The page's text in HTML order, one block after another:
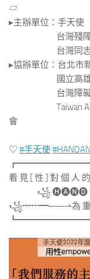
▱
▸主辦單位：手天使
台灣殘障希
台灣同志諮
▸​​​​協辦單位：台北市
國立高雄師範
台灣障礙者
Taiwan Access
會
♡ #手天使
看 見 [ 性 ] 對 個
꧁ 🅗🅐🅝🅓 ✰
꧁┉┅━─―⇀為 重 障